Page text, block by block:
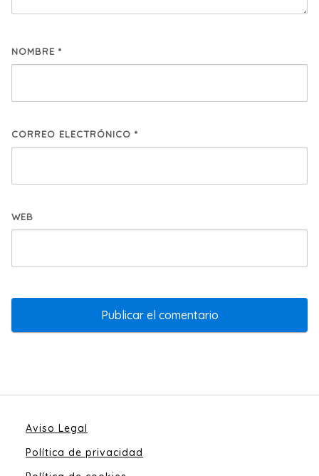
NOMBRE *
CORREO ELECTRÓNICO *
WEB
Aviso Legal
Política de privacidad